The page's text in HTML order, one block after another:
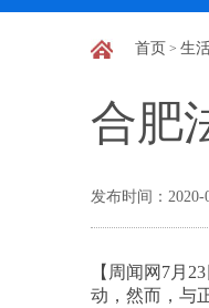
首页 > 生
合肥
发布时间：2020-
【周闻网7月
动，然而，与